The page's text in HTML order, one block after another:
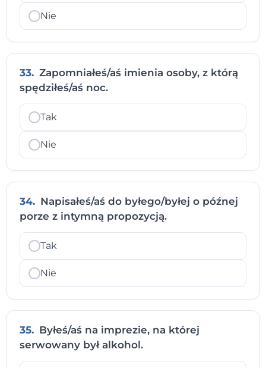
Nie
33. Zapomniałeś/aś imienia osoby, z którą
spędziłeś/aś noc.
Tak
Nie
34. Napisałeś/aś do byłego/byłej o późnej
porze z intymną propozycją.
Tak
Nie
35. Byłeś/aś na imprezie, na której
serwowany był alkohol.